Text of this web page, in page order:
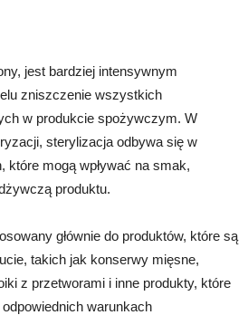
jest bardziej intensywnym
zniszczenie wszystkich
w produkcie spożywczym. W
sterylizacja odbywa się w
mogą wpływać na smak,
produktu.
głównie do produktów, które są
takich jak konserwy mięsne,
z przetworami i inne produkty, które
odpowiednich warunkach